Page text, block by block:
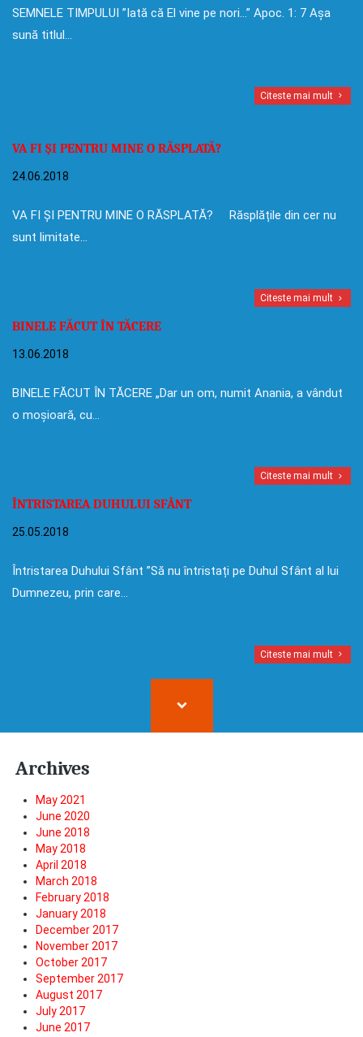
SEMNELE TIMPULUI ”Iată că El vine pe nori…” Apoc. 1: 7 Așa
sună titlul…
Citeste mai mult
VA FI ȘI PENTRU MINE O RĂSPLATĂ?
24.06.2018
VA FI ȘI PENTRU MINE O RĂSPLATĂ? Răsplățile din cer nu
sunt limitate…
Citeste mai mult
BINELE FĂCUT ÎN TĂCERE
13.06.2018
BINELE FĂCUT ÎN TĂCERE „Dar un om, numit Anania, a vândut
o moșioară, cu…
Citeste mai mult
ÎNTRISTAREA DUHULUI SFÂNT
25.05.2018
Întristarea Duhului Sfânt ”Să nu întristați pe Duhul Sfânt al lui
Dumnezeu, prin care…
Citeste mai mult
Archives
May 2021
June 2020
June 2018
May 2018
April 2018
March 2018
February 2018
January 2018
December 2017
November 2017
October 2017
September 2017
August 2017
July 2017
June 2017